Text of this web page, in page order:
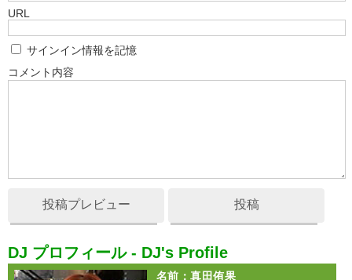
URL
サインイン情報を記憶
コメント内容
投稿プレビュー 投稿
DJ プロフィール - DJ's Profile
名前 ：真田侑果